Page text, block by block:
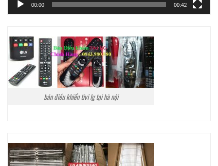
00:00 00:42
bán điều khiển tivi lg tại hà nội